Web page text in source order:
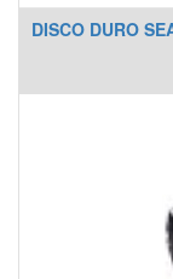
DISCO DURO